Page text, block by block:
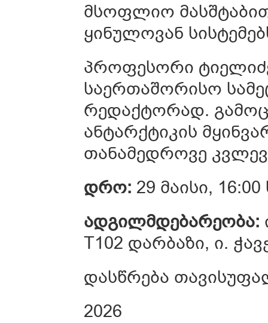
მსოფლიო
ყინულოვან
პროფესორი
საერთაშორისო
რედაქტორად.
ანტარქტიკის
თანამედროვე
დრო: 29 მაისი,
ადგილმდებარეობა:
T102 დარბაზი, ი.
დასწრება
2026